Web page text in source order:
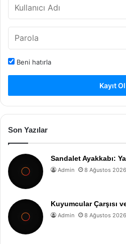
Beni hatırla
Kayıt Ol
Son Yazılar
Sandalet Ayakkabı:
Admin 8 Ağustos 2026
Kuyumcular Çarşısı
Admin 8 Ağustos 2026